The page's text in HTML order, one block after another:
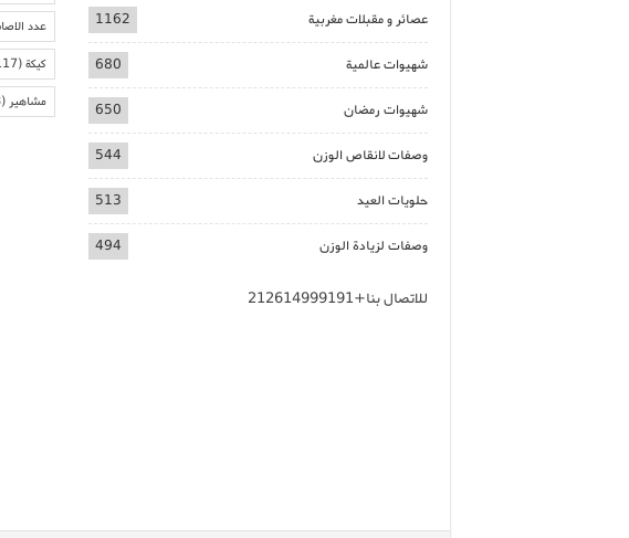
عصائر و مقبلات مغربية 1162
شهيوات عالمية 680
شهيوات رمضان 650
وصفات لانقاص الوزن 544
حلويات العيد 513
وصفات لزيادة الوزن 494
للاتصال بنا+212614999191
عدد
كيكة(117)
مشاهير(428)